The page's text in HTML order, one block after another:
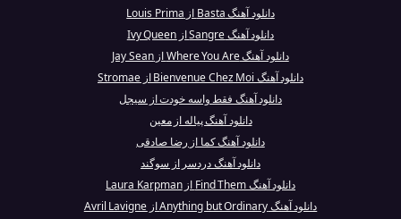
دانلود آهنگ Basta از Louis Prima
دانلود آهنگ Sangre از Ivy Queen
دانلود آهنگ Where You Are از Jay Sean
دانلود آهنگ Bienvenue Chez Moi از Stromae
دانلود آهنگ فقط واسه خودت از سیجل
دانلود آهنگ پیاله از معین
دانلود آهنگ کما از رضا صادقی
دانلود آهنگ دردسر از سوگند
دانلود آهنگ Find Them از Laura Karpman
دانلود آهنگ Anything but Ordinary از Avril Lavigne